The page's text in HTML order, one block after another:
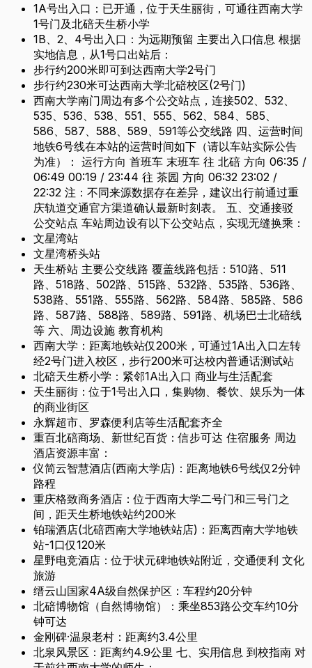
1A号出入口：已开通，位于天生丽街，可通往西南大学
1号门及北碚天生桥小学
1B、2、4号出入口：为远期预留 主要出入口信息 根据
实地信息，从1号口出站后：
步行约200米即可到达西南大学2号门
步行约230米可达西南大学北碚校区(2号门)
西南大学南门周边有多个公交站点，连接502、532、
535、536、538、551、555、562、584、585、
586、587、588、589、591等公交线路 四、运营时间
地铁6号线在本站的运营时间如下（请以车站实际公告
为准）： 运行方向 首班车 末班车 往 北碚 方向 06:35 /
06:49 00:19 / 23:44 往 茶园 方向 06:32 23:02 /
22:32 注：不同来源数据存在差异，建议出行前通过重
庆轨道交通官方渠道确认最新时刻表。 五、交通接驳
公交站点 车站周边设有以下公交站点，实现无缝换乘：
文星湾站
文星湾桥头站
天生桥站 主要公交线路 覆盖线路包括：510路、511
路、518路、502路、515路、532路、535路、536路、
538路、551路、555路、562路、584路、585路、586
路、587路、588路、589路、591路、机场巴士北碚线
等 六、周边设施 教育机构
西南大学：距离地铁站仅200米，可通过1A出入口左转
经2号门进入校区，步行200米可达校内普通话测试站
北碚天生桥小学：紧邻1A出入口 商业与生活配套
天生丽街：位于1号出入口，集购物、餐饮、娱乐为一体
的商业街区
永辉超市、罗森便利店等生活配套齐全
重百北碚商场、新世纪百货：信步可达 住宿服务 周边
酒店资源丰富：
仪简云智慧酒店(西南大学店)：距离地铁6号线仅2分钟
路程
重庆格致商务酒店：位于西南大学二号门和三号门之
间，距天生桥地铁站约200米
铂瑞酒店(北碚西南大学地铁站店)：距离西南大学地铁
站-1口仅120米
星野电竞酒店：位于状元碑地铁站附近，交通便利 文化
旅游
缙云山国家4A级自然保护区：车程约20分钟
北碚博物馆（自然博物馆）：乘坐853路公交车约10分
钟可达
金刚碑·温泉老村：距离约3.4公里
北泉风景区：距离约4.9公里 七、实用信息 到校指南 对